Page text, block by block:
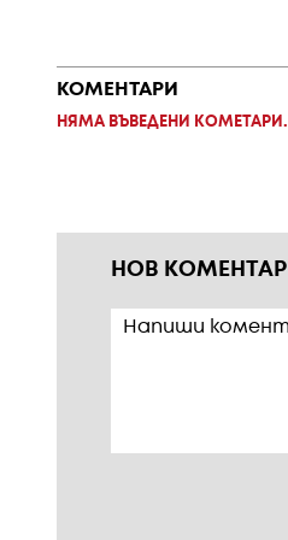
КОМЕНТАРИ
НЯМА ВЪВЕДЕНИ КОМЕТАРИ.
НОВ КОМЕНТАР